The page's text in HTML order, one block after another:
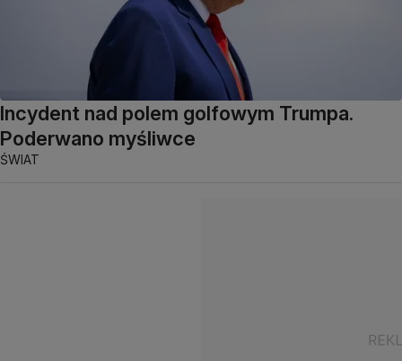
Incydent nad polem golfowym Trumpa.
Poderwano myśliwce
ŚWIAT